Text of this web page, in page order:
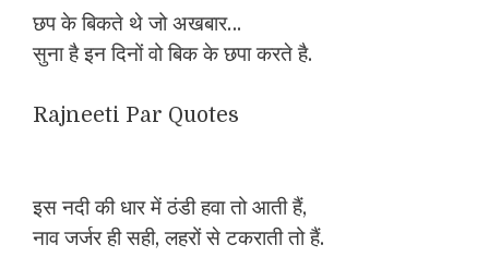
छप के बिकते थे जो अखबार…
सुना है इन दिनों वो बिक के छपा करते है.
Rajneeti Par Quotes
इस नदी की धार में ठंडी हवा तो आती हैं,
नाव जर्जर ही सही, लहरों से टकराती तो हैं.